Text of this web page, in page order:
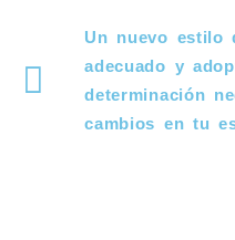
Un nuevo estilo
adecuado y
determinación
cambios en tu